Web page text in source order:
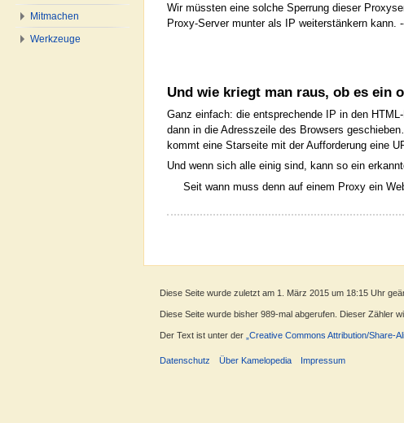
Wir müssten eine solche Sperrung dieser
Proxy-Server munter als IP weiterstänkern kann.
Und wie kriegt man raus, ob es ein
Ganz einfach: die entsprechende IP in den
dann in die Adresszeile des Browsers
kommt eine Starseite mit der Aufforderung eine
Und wenn sich alle einig sind, kann so ein
Seit wann muss denn auf einem Proxy ein
Mitmachen
Werkzeuge
Diese Seite wurde zuletzt am 1. März 2015 um 18:15 Uhr
Diese Seite wurde bisher 989-mal abgerufen. Dieser Zähler
Der Text ist unter der „Creative Commons Attribution/Share-
Datenschutz Über Kamelopedia Impressum